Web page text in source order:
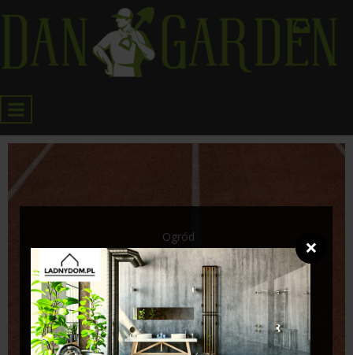
KONIECZNOŚĆ HARMONIJNEGO...
Ogród
30 listopada 2023
❌